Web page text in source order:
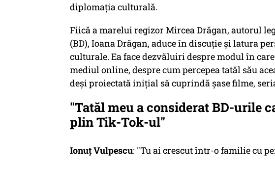
diplomația culturală.
Fiică a marelui regizor Mircea Drăgan, autorul
(BD), Ioana Drăgan, aduce în discuție și latura
culturale. Ea face dezvăluiri despre modul în
mediul online, despre cum percepea tatăl său
deși proiectată inițial să cuprindă șase filme,
"Tatăl meu a considerat BD-urile
plin Tik-Tok-ul"
Ionuț Vulpescu: "Tu ai crescut într-o familie cu